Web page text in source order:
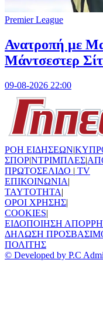
Premier League
Ανατροπή με
Μάντσεστερ
09-08-2026 22:00
ΡΟΗ ΕΙΔΗΣΕΩΝ|
ΣΠΟΡ|ΝΤΡΙΜΠΛΕΣ|
ΠΡΩΤΟΣΕΛΙΔΟ | TV
ΕΠΙΚΟΙΝΩΝΙΑ|
TAYTOTHTA|
ΟΡΟΙ ΧΡΗΣΗΣ|
COOKIES|
ΕΙΔΟΠΟΙΗΣΗ
ΔΗΛΩΣΗ
ΠΟΛΙΤΗΣ
© Developed by P.C